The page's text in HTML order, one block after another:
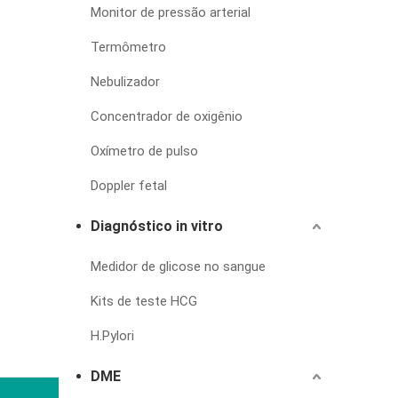
Monitor de pressão arterial
Termômetro
Nebulizador
Concentrador de oxigênio
Oxímetro de pulso
Doppler fetal
Diagnóstico in vitro
Medidor de glicose no sangue
Kits de teste HCG
H.Pylori
DME